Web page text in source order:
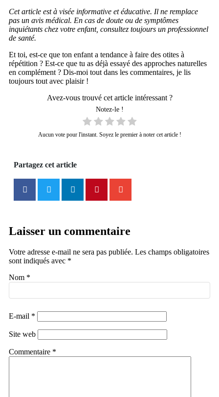
Cet article est à visée informative et éducative. Il ne remplace
pas un avis médical. En cas de doute ou de symptômes
inquiétants chez votre enfant, consultez toujours un professionnel
de santé.
Et toi, est-ce que ton enfant a tendance à faire des otites à
répétition ? Est-ce que tu as déjà essayé des approches naturelles
en complément ? Dis-moi tout dans les commentaires, je lis
toujours tout avec plaisir !
Avez-vous trouvé cet article intéressant ?
Notez-le !
Aucun vote pour l'instant. Soyez le premier à noter cet article !
Partagez cet article
Laisser un commentaire
Votre adresse e-mail ne sera pas publiée. Les champs obligatoires
sont indiqués avec *
Nom *
E-mail *
Site web
Commentaire *